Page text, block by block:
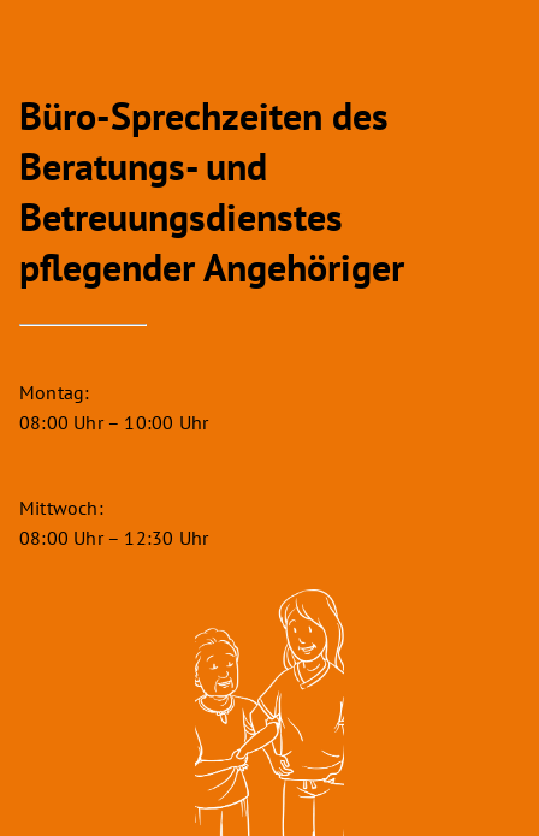
Büro-Sprechzeiten des
Beratungs- und
Betreuungsdienstes
pflegender Angehöriger
Montag:
08:00 Uhr – 10:00 Uhr
Mittwoch:
08:00 Uhr – 12:30 Uhr